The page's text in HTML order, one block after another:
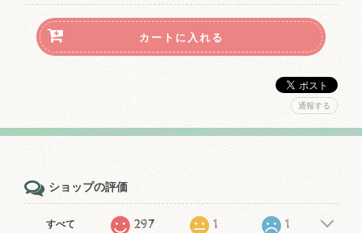
通報する
ショップの評価
すべて 297 1 1